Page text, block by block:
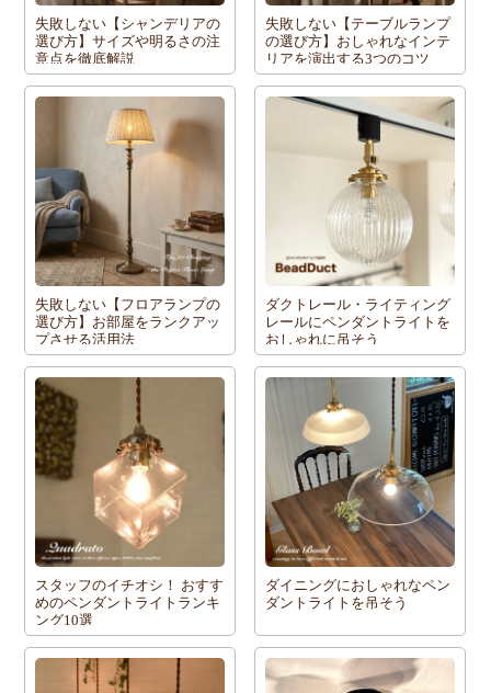
失敗しない【シャンデリアの
選び方】サイズや明るさの注
意点を徹底解説
失敗しない【テーブルランプ
の選び方】おしゃれなインテ
リアを演出する3つのコツ
失敗しない【フロアランプの
選び方】お部屋をランクアッ
プさせる活用法
ダクトレール・ライティング
レールにペンダントライトを
おしゃれに吊そう
スタッフのイチオシ！ おすす
めのペンダントライトランキ
ング10選
ダイニングにおしゃれなペン
ダントライトを吊そう